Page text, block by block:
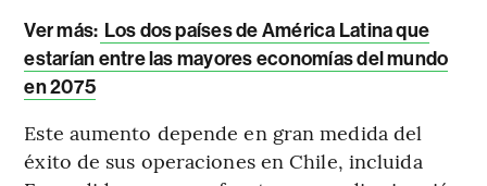
Ver más: Los dos países de América Latina que
estarían entre las mayores economías del mundo
en 2075
Este aumento depende en gran medida del
éxito de sus operaciones en Chile, incluida